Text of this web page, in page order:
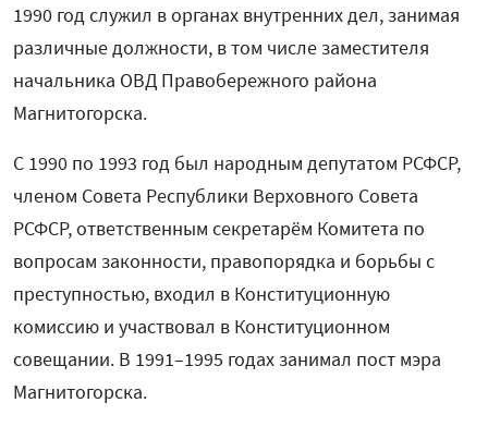
1990 год служил в органах внутренних дел, занимая
различные должности, в том числе заместителя
начальника ОВД Правобережного района
Магнитогорска.
С 1990 по 1993 год был народным депутатом РСФСР,
членом Совета Республики Верховного Совета
РСФСР, ответственным секретарём Комитета по
вопросам законности, правопорядка и борьбы с
преступностью, входил в Конституционную
комиссию и участвовал в Конституционном
совещании. В 1991–1995 годах занимал пост мэра
Магнитогорска.